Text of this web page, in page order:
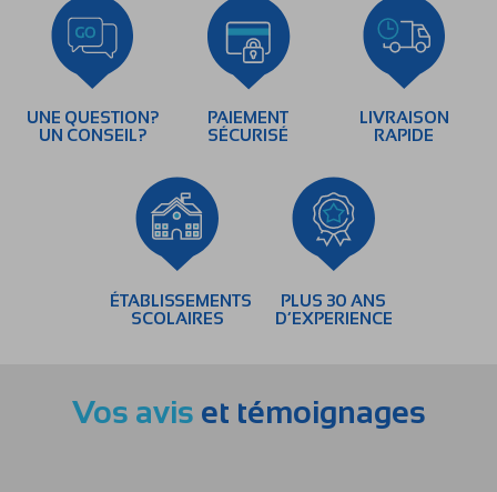
UNE QUESTION?
UN CONSEIL?
PAIEMENT
SÉCURISÉ
LIVRAISON
RAPIDE
ÉTABLISSEMENTS
SCOLAIRES
PLUS 30 ANS
D’EXPERIENCE
Vos avis et témoignages